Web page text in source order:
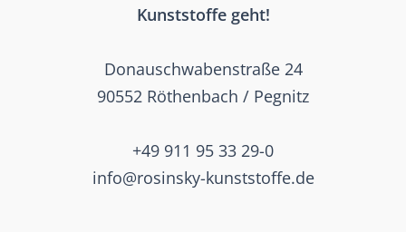
Kunststoffe geht!
Donauschwabenstraße 24
90552 Röthenbach / Pegnitz
+49 911 95 33 29-0
info@rosinsky-kunststoffe.de